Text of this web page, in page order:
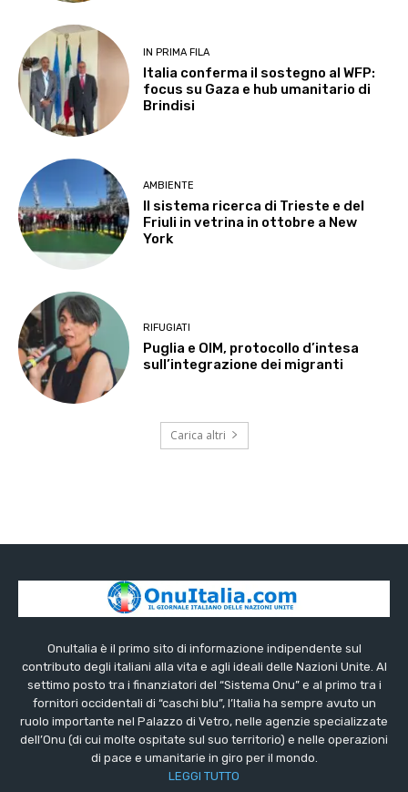
IN PRIMA FILA
Italia conferma il sostegno al WFP:
focus su Gaza e hub umanitario di
Brindisi
AMBIENTE
Il sistema ricerca di Trieste e del
Friuli in vetrina in ottobre a New
York
RIFUGIATI
Puglia e OIM, protocollo d’intesa
sull’integrazione dei migranti
Carica altri
OnuItalia è il primo sito di informazione indipendente sul
contributo degli italiani alla vita e agli ideali delle Nazioni Unite. Al
settimo posto tra i finanziatori del “Sistema Onu” e al primo tra i
fornitori occidentali di “caschi blu”, l’Italia ha sempre avuto un
ruolo importante nel Palazzo di Vetro, nelle agenzie specializzate
dell’Onu (di cui molte ospitate sul suo territorio) e nelle operazioni
di pace e umanitarie in giro per il mondo.
LEGGI TUTTO